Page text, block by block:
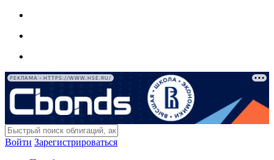
РЕКЛАМА • HTTPS://WWW.HSE.RU/
Войти Зарегистрироваться